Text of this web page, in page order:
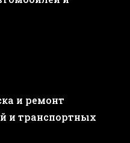
и ремонт
и транспортных